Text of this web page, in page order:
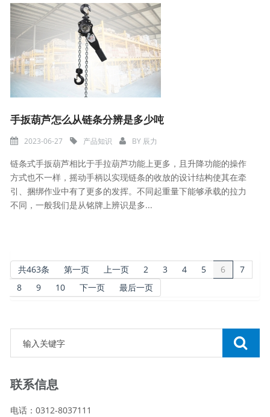
手扳葫芦怎么从链条分辨是多少吨
2023-06-27 产品知识 BY 辰力
链条式手扳葫芦相比于手拉葫芦功能上更多，且升降功能的操作
方式也不一样，摇动手柄以实现链条的收放的设计结构使其在牵
引、捆绑作业中有了更多的发挥。不同起重量下能够承载的拉力
不同，一般我们是从铭牌上辨识是多...
共463条 第一页 上一页 2 3 4 5 6
7
8
9 10 下一页 最后一页
联系信息
电话：0312-8037111